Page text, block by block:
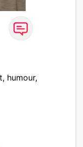
humour,